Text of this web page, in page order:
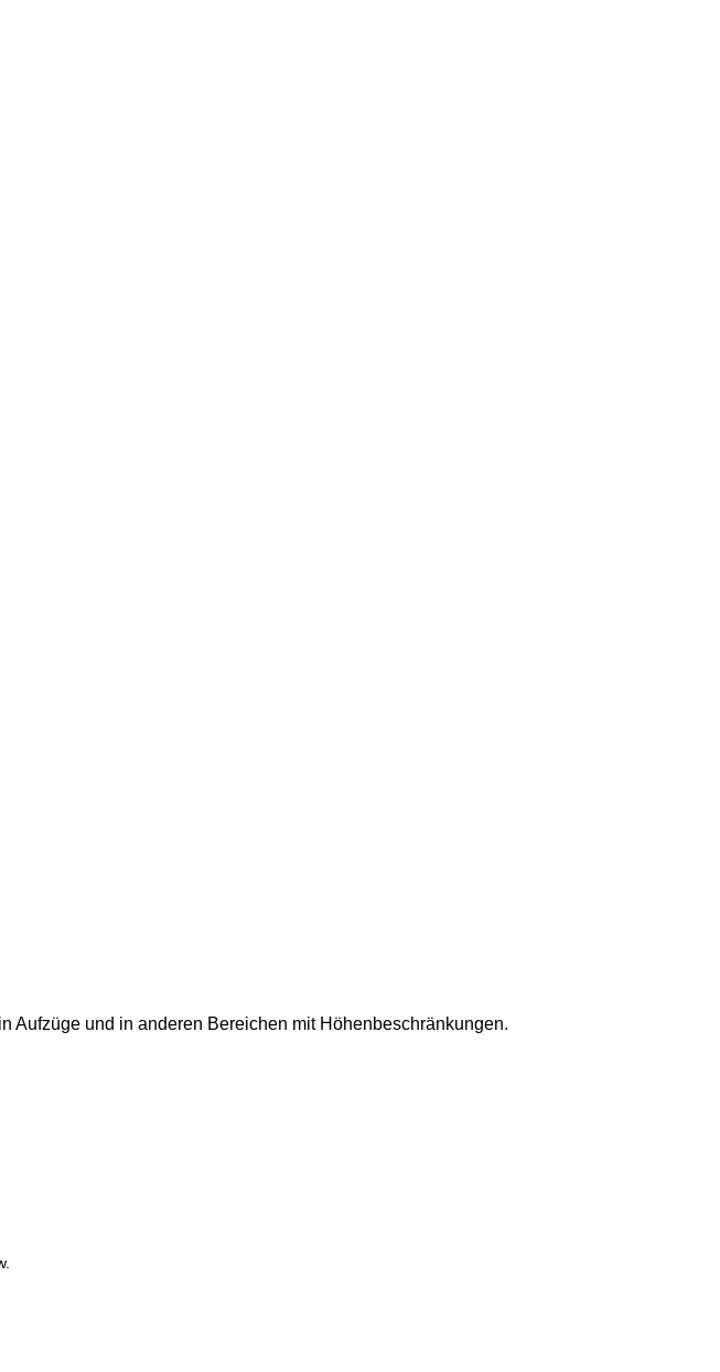
Aufzüge und in anderen Bereichen mit Höhenbeschränkungen.